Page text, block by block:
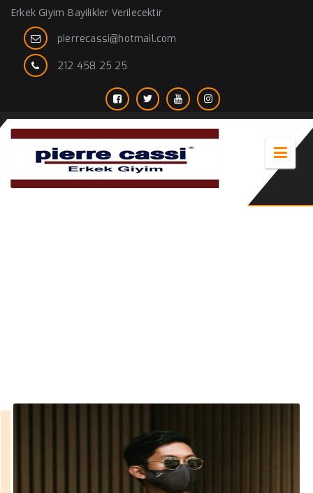
Erkek Giyim Bayilikler Verilecektir
pierrecassi@hotmail.com
212 458 25 25